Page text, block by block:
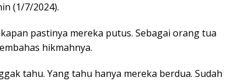
(1/7/2024).
pastinya mereka putus. Sebagai orang tua
hikmahnya.
tahu. Yang tahu hanya mereka berdua. Sudah